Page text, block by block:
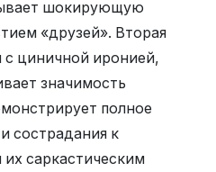
шокирующую
«друзей». Вторая
с циничной иронией,
значимость
полное
сострадания к
саркастическим